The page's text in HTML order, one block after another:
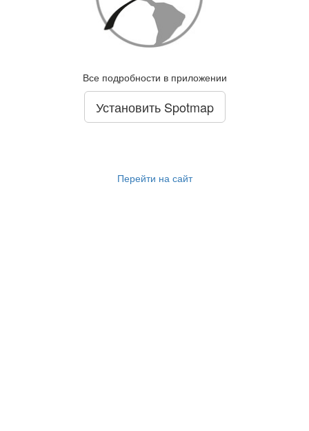
Все подробности в приложении
Установить Spotmap
Перейти на сайт